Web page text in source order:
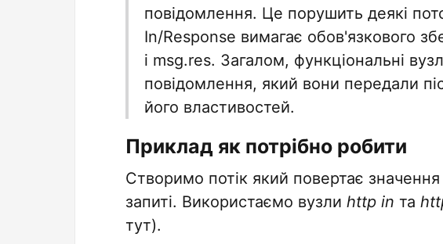
повідомлення. Це порушить деякі
In/Response вимагає обов'язкового
і msg.res. Загалом, функціональні
повідомлення, який вони передали
його властивостей.
Приклад як потрібно робити
Створимо потік який повертає
запиті. Використаємо вузли http in та
тут).